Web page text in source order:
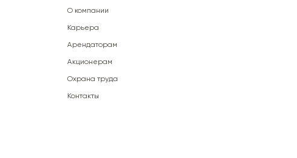
О компании
Карьера
Арендаторам
Акционерам
Охрана труда
Контакты